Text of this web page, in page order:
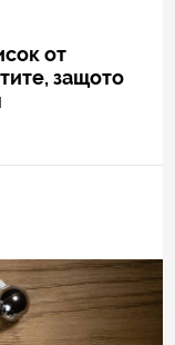
от
защото